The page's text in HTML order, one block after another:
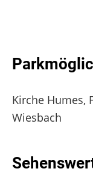
Kirche Humes,
Wiesbach